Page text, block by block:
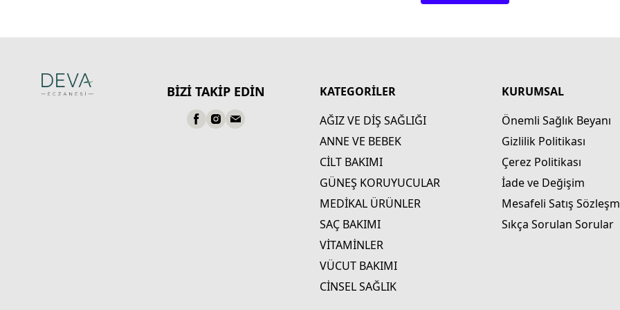
BİZİ TAKİP EDİN
KATEGORİLER
AĞIZ VE DİŞ SAĞLIĞI
ANNE VE BEBEK
CİLT BAKIMI
GÜNEŞ KORUYUCULAR
MEDİKAL ÜRÜNLER
SAÇ BAKIMI
VİTAMİNLER
VÜCUT BAKIMI
CİNSEL SAĞLIK
KURUMSAL
Önemli Sağlık Beyanı
Gizlilik Politikası
Çerez Politikası
İade ve Değişim
Mesafeli Satış
Sıkça Sorulan Sorular